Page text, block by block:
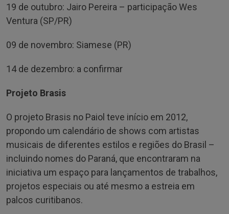
19 de outubro: Jairo Pereira – participação Wes
Ventura (SP/PR)
09 de novembro: Siamese (PR)
14 de dezembro: a confirmar
Projeto Brasis
O projeto Brasis no Paiol teve início em 2012,
propondo um calendário de shows com artistas
musicais de diferentes estilos e regiões do Brasil –
incluindo nomes do Paraná, que encontraram na
iniciativa um espaço para lançamentos de trabalhos,
projetos especiais ou até mesmo a estreia em
palcos curitibanos.